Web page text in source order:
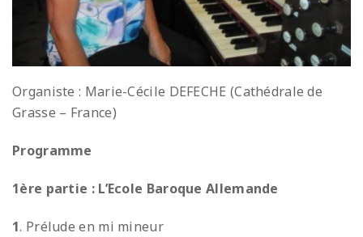
Organiste : Marie-Cécile DEFECHE (Cathédrale de
Grasse – France)
Programme
1ère partie : L’Ecole Baroque Allemande
1. Prélude en mi mineur